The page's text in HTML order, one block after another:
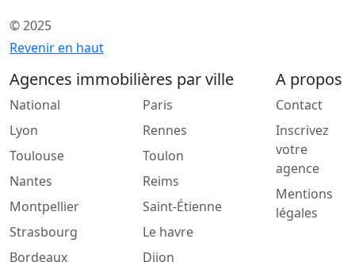
© 2025
Revenir en haut
Agences immobilières par ville
National
Lyon
Toulouse
Nantes
Montpellier
Strasbourg
Bordeaux
Paris
Rennes
Toulon
Reims
Saint-Étienne
Le havre
Dijon
A propos
Contact
Inscrivez
votre
agence
Mentions
légales